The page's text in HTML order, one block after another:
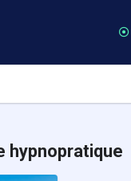
hypnopratique